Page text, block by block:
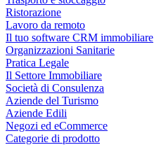
Ristorazione
Lavoro da remoto
Il tuo software CRM immobiliare
Organizzazioni Sanitarie
Pratica Legale
Il Settore Immobiliare
Società di Consulenza
Aziende del Turismo
Aziende Edili
Negozi ed eCommerce
Categorie di prodotto